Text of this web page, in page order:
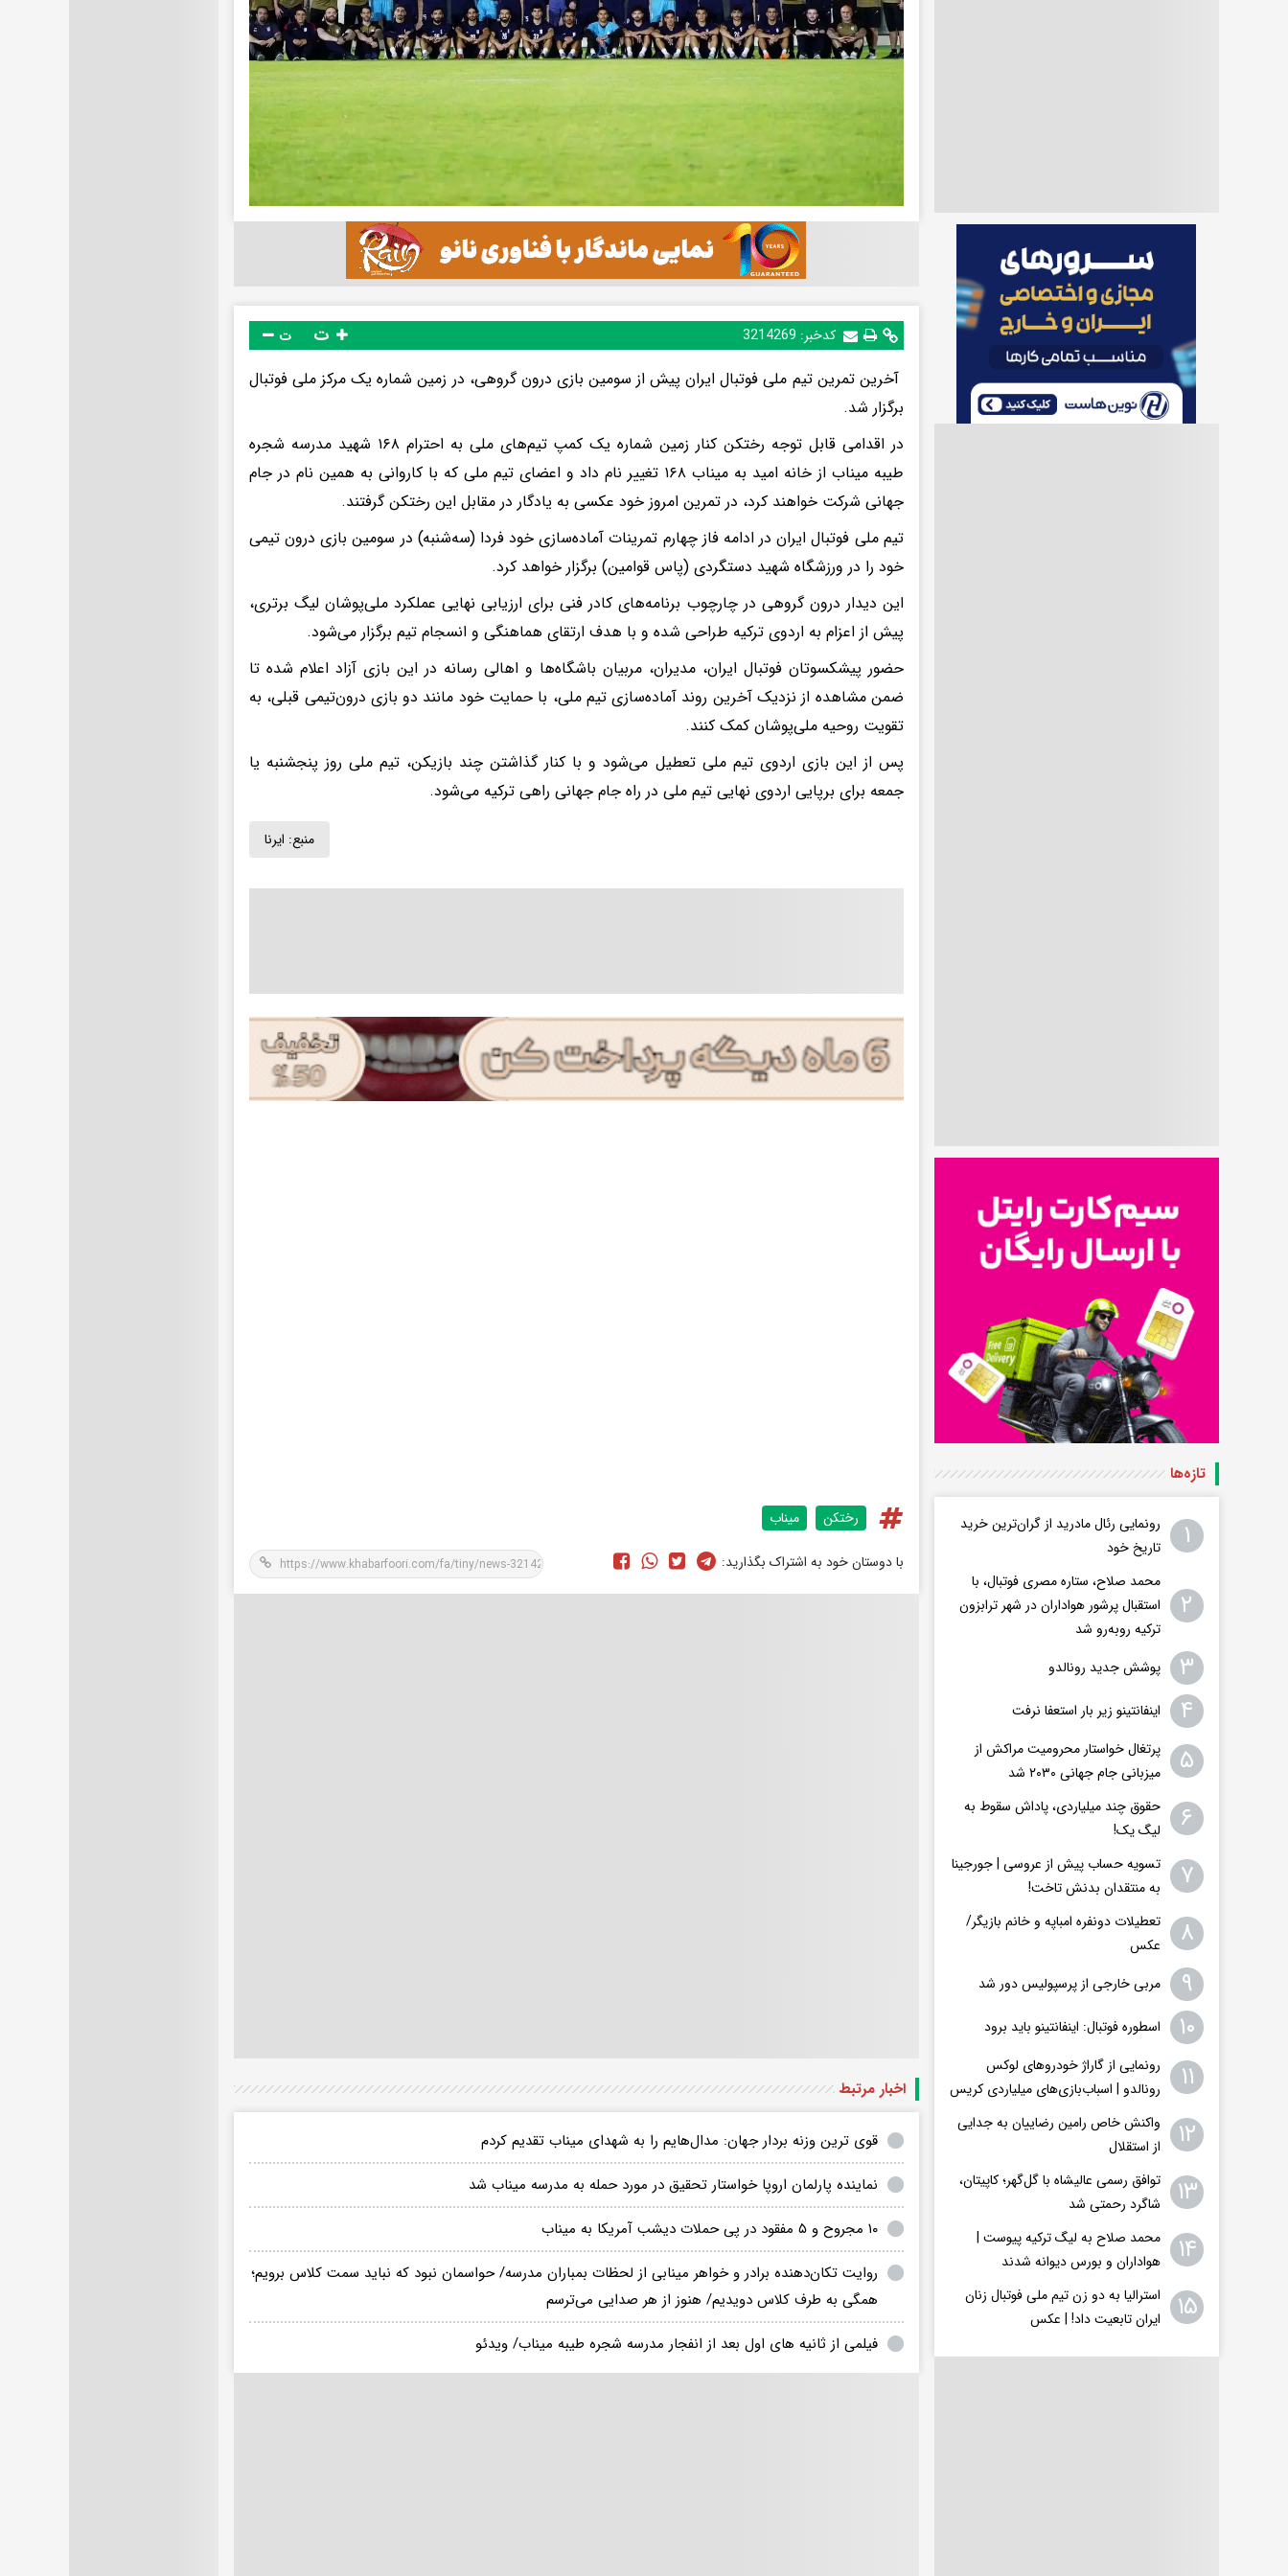
کدخبر: 3214269 ت
آخرین تمرین تیم ملی فوتبال ایران پیش از سومین بازی درون گروهی، در زمین شماره یک مرکز ملی فوتبال
برگزار شد.
در اقدامی قابل توجه رختکن کنار زمین شماره یک کمپ تیم‌های ملی به احترام ۱۶۸ شهید مدرسه شجره
طیبه میناب از خانه امید به میناب ۱۶۸ تغییر نام داد و اعضای تیم ملی که با کاروانی به همین نام در جام
جهانی شرکت خواهند کرد، در تمرین امروز خود عکسی به یادگار در مقابل این رختکن گرفتند.
تیم ملی فوتبال ایران در ادامه فاز چهارم تمرینات آماده‌سازی خود فردا (سه‌شنبه) در سومین بازی درون‌ تیمی
خود را در ورزشگاه شهید دستگردی (پاس قوامین) برگزار خواهد کرد.
این دیدار درون گروهی در چارچوب برنامه‌های کادر فنی برای ارزیابی نهایی عملکرد ملی‌پوشان لیگ برتری،
پیش از اعزام به اردوی ترکیه طراحی شده و با هدف ارتقای هماهنگی و انسجام تیم برگزار می‌شود.
حضور پیشکسوتان فوتبال ایران، مدیران، مربیان باشگاه‌ها و اهالی رسانه در این بازی آزاد اعلام شده تا
ضمن مشاهده از نزدیک آخرین روند آماده‌سازی تیم ملی، با حمایت خود مانند دو بازی درون‌تیمی قبلی، به
تقویت روحیه ملی‌پوشان کمک کنند.
پس از این بازی اردوی تیم ملی تعطیل می‌شود و با کنار گذاشتن چند بازیکن، تیم ملی روز پنجشنبه یا
جمعه برای برپایی اردوی نهایی تیم ملی در راه جام جهانی راهی ترکیه می‌شود.
منبع: ایرنا
رختکن میناب
با دوستان خود به اشتراک بگذارید:
اخبار مرتبط
قوی ترین وزنه بردار جهان: مدال‌هایم را به شهدای میناب تقدیم کردم
نماینده پارلمان اروپا خواستار تحقیق در مورد حمله به مدرسه‌ میناب شد
۱۰ مجروح و ۵ مفقود در پی حملات دیشب آمریکا به میناب
روایت تکان‌دهنده برادر و خواهر مینابی از لحظات بمباران مدرسه/ حواسمان نبود که نباید سمت کلاس برویم؛
همگی به طرف کلاس دویدیم/ هنوز از هر صدایی می‌ترسم
فیلمی از ثانیه های اول بعد از انفجار مدرسه شجره طیبه میناب/ ویدئو
تازه‌ها
۱
رونمایی رئال مادرید از گران‌ترین خرید
تاریخ خود
۲
محمد صلاح، ستاره مصری فوتبال، با
استقبال پرشور هواداران در شهر ترابزون
ترکیه روبه‌رو شد
۳ پوشش جدید رونالدو
۴ اینفانتینو زیر بار استعفا نرفت
۵
پرتغال خواستار محرومیت مراکش از
میزبانی جام جهانی ۲۰۳۰ شد
۶
حقوق چند میلیاردی، پاداش سقوط به
لیگ یک!
۷
تسویه حساب پیش از عروسی | جورجینا
به منتقدان بدنش تاخت!
۸
تعطیلات دونفره امباپه و خانم بازیگر/
عکس
۹ مربی خارجی از پرسپولیس دور شد
۱۰ اسطوره فوتبال: اینفانتینو باید برود
۱۱
رونمایی از گاراژ خودروهای لوکس
رونالدو | اسباب‌‌بازی‌های میلیاردی کریس
۱۲
واکنش خاص رامین رضاییان به جدایی
از استقلال
۱۳
توافق رسمی عالیشاه با گل‌گهر؛ کاپیتان،
شاگرد رحمتی شد
۱۴
محمد صلاح به لیگ ترکیه پیوست |
هواداران و بورس دیوانه شدند
۱۵
استرالیا به دو زن تیم ملی فوتبال زنان
ایران تابعیت داد! | عکس